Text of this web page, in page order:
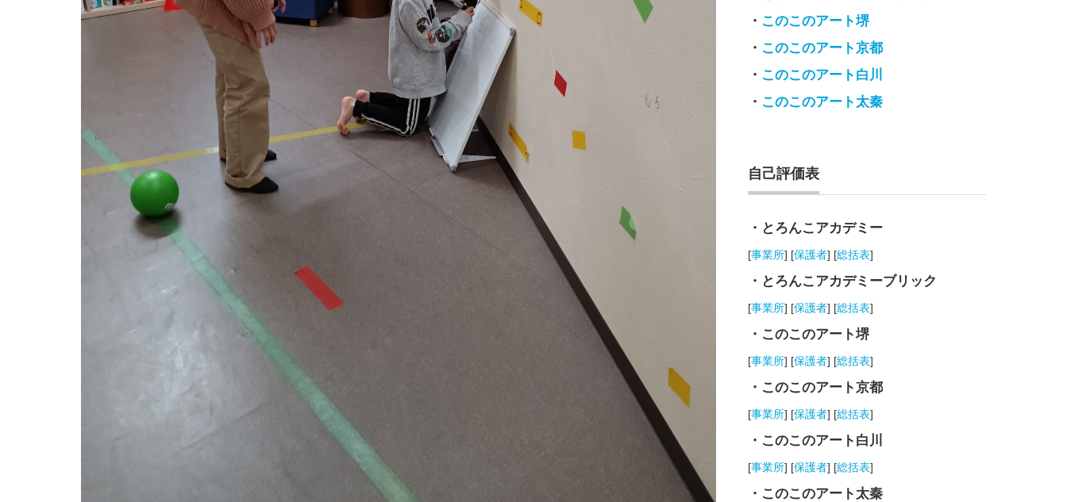
・ このこのアート堺
・ このこのアート京都
・ このこのアート白川
・ このこのアート太秦
自己評価表
・とろんこアカデミー
[事業所] [保護者] [総括表]
・とろんこアカデミーブリック
[事業所] [保護者] [総括表]
・このこのアート堺
[事業所] [保護者] [総括表]
・このこのアート京都
[事業所] [保護者] [総括表]
・このこのアート白川
[事業所] [保護者] [総括表]
・このこのアート太秦